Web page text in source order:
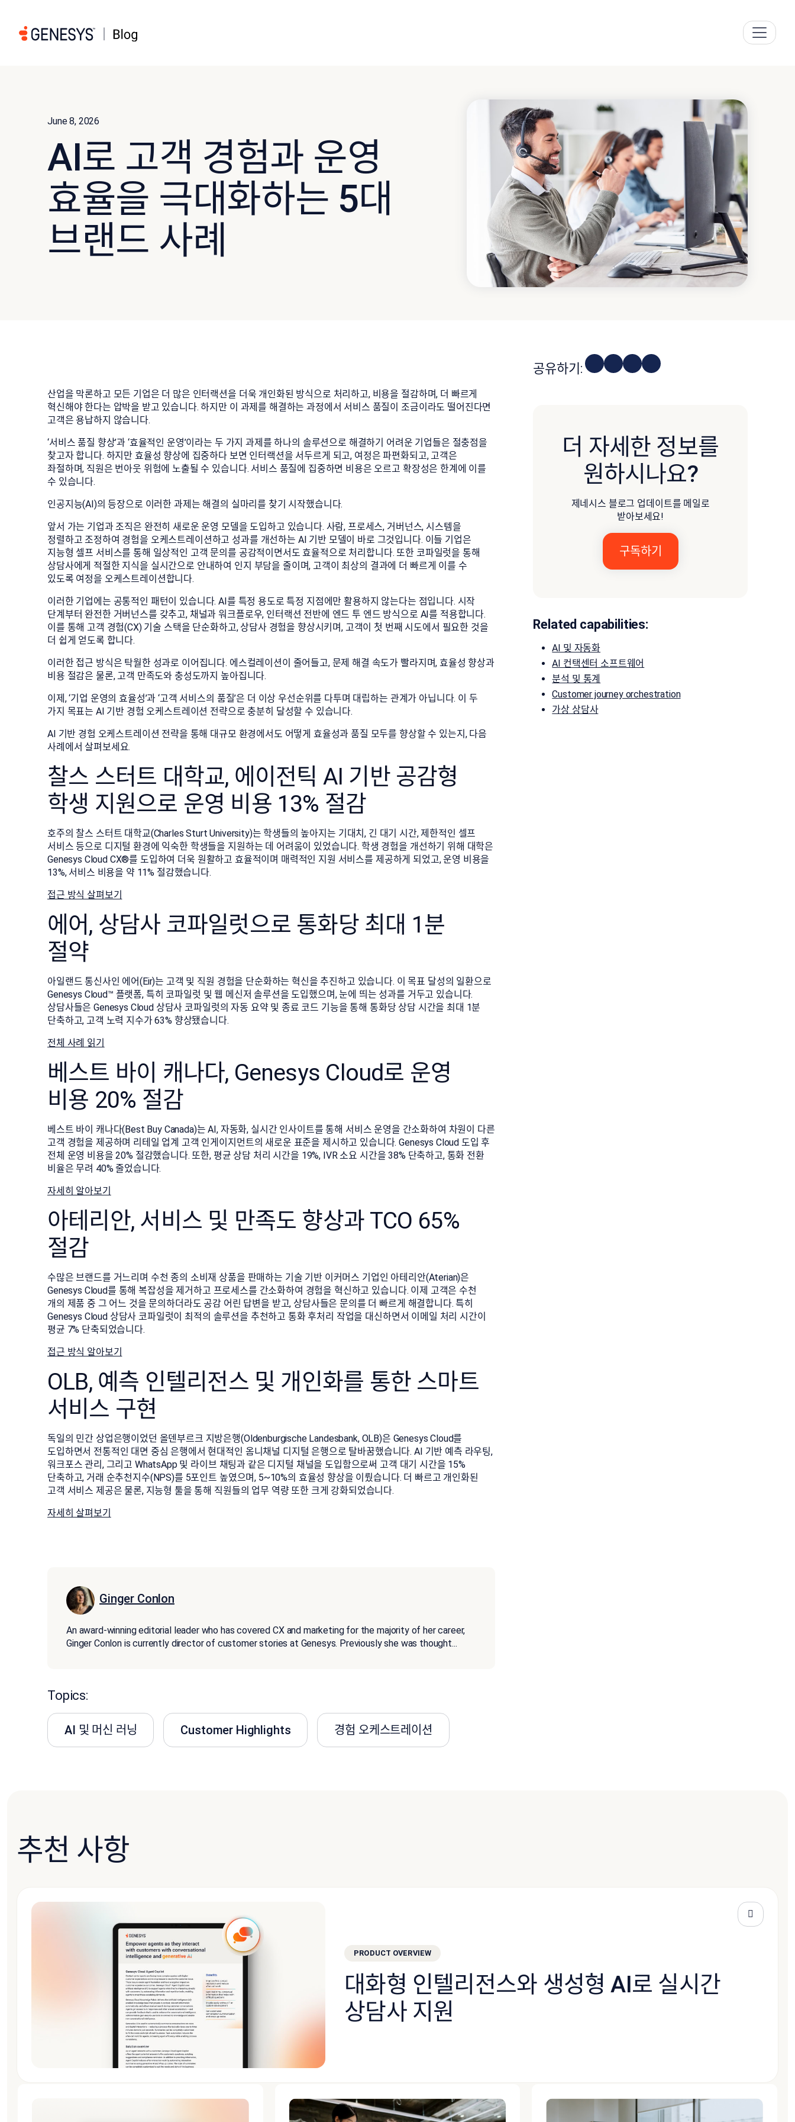
June 8, 2026
AI로 고객 경험과 운영
효율을 극대화하는 5대
브랜드 사례
산업을 막론하고 모든 기업은 더 많은 인터랙션을 더욱 개인화된 방식으로 처리하고, 비용을 절감하며, 더 빠르게
혁신해야 한다는 압박을 받고 있습니다. 하지만 이 과제를 해결하는 과정에서 서비스 품질이 조금이라도 떨어진다면
고객은 용납하지 않습니다.
‘서비스 품질 향상’과 ‘효율적인 운영’이라는 두 가지 과제를 하나의 솔루션으로 해결하기 어려운 기업들은 절충점을
찾고자 합니다. 하지만 효율성 향상에 집중하다 보면 인터랙션을 서두르게 되고, 여정은 파편화되고, 고객은
좌절하며, 직원은 번아웃 위험에 노출될 수 있습니다. 서비스 품질에 집중하면 비용은 오르고 확장성은 한계에 이를
수 있습니다.
인공지능(AI)의 등장으로 이러한 과제는 해결의 실마리를 찾기 시작했습니다.
앞서 가는 기업과 조직은 완전히 새로운 운영 모델을 도입하고 있습니다. 사람, 프로세스, 거버넌스, 시스템을
정렬하고 조정하여 경험을 오케스트레이션하고 성과를 개선하는 AI 기반 모델이 바로 그것입니다. 이들 기업은
지능형 셀프 서비스를 통해 일상적인 고객 문의를 공감적이면서도 효율적으로 처리합니다. 또한 코파일럿을 통해
상담사에게 적절한 지식을 실시간으로 안내하여 인지 부담을 줄이며, 고객이 최상의 결과에 더 빠르게 이를 수
있도록 여정을 오케스트레이션합니다.
이러한 기업에는 공통적인 패턴이 있습니다. AI를 특정 용도로 특정 지점에만 활용하지 않는다는 점입니다. 시작
단계부터 완전한 거버넌스를 갖추고, 채널과 워크플로우, 인터랙션 전반에 엔드 투 엔드 방식으로 AI를 적용합니다.
이를 통해 고객 경험(CX) 기술 스택을 단순화하고, 상담사 경험을 향상시키며, 고객이 첫 번째 시도에서 필요한 것을
더 쉽게 얻도록 합니다.
이러한 접근 방식은 탁월한 성과로 이어집니다. 에스컬레이션이 줄어들고, 문제 해결 속도가 빨라지며, 효율성 향상과
비용 절감은 물론, 고객 만족도와 충성도까지 높아집니다.
이제, ‘기업 운영의 효율성’과 ‘고객 서비스의 품질’은 더 이상 우선순위를 다투며 대립하는 관계가 아닙니다. 이 두
가지 목표는 AI 기반 경험 오케스트레이션 전략으로 충분히 달성할 수 있습니다.
AI 기반 경험 오케스트레이션 전략을 통해 대규모 환경에서도 어떻게 효율성과 품질 모두를 향상할 수 있는지, 다음
사례에서 살펴보세요.
찰스 스터트 대학교, 에이전틱 AI 기반 공감형
학생 지원으로 운영 비용 13% 절감
호주의 찰스 스터트 대학교(Charles Sturt University)는 학생들의 높아지는 기대치, 긴 대기 시간, 제한적인 셀프
서비스 등으로 디지털 환경에 익숙한 학생들을 지원하는 데 어려움이 있었습니다. 학생 경험을 개선하기 위해 대학은
Genesys Cloud CX®를 도입하여 더욱 원활하고 효율적이며 매력적인 지원 서비스를 제공하게 되었고, 운영 비용을
13%, 서비스 비용을 약 11% 절감했습니다.
접근 방식 살펴보기
에어, 상담사 코파일럿으로 통화당 최대 1분
절약
아일랜드 통신사인 에어(Eir)는 고객 및 직원 경험을 단순화하는 혁신을 추진하고 있습니다. 이 목표 달성의 일환으로
Genesys Cloud™ 플랫폼, 특히 코파일럿 및 웹 메신저 솔루션을 도입했으며, 눈에 띄는 성과를 거두고 있습니다.
상담사들은 Genesys Cloud 상담사 코파일럿의 자동 요약 및 종료 코드 기능을 통해 통화당 상담 시간을 최대 1분
단축하고, 고객 노력 지수가 63% 향상됐습니다.
전체 사례 읽기
베스트 바이 캐나다, Genesys Cloud로 운영
비용 20% 절감
베스트 바이 캐나다(Best Buy Canada)는 AI, 자동화, 실시간 인사이트를 통해 서비스 운영을 간소화하여 차원이 다른
고객 경험을 제공하며 리테일 업계 고객 인게이지먼트의 새로운 표준을 제시하고 있습니다. Genesys Cloud 도입 후
전체 운영 비용을 20% 절감했습니다. 또한, 평균 상담 처리 시간을 19%, IVR 소요 시간을 38% 단축하고, 통화 전환
비율은 무려 40% 줄었습니다.
자세히 알아보기
아테리안, 서비스 및 만족도 향상과 TCO 65%
절감
수많은 브랜드를 거느리며 수천 종의 소비재 상품을 판매하는 기술 기반 이커머스 기업인 아테리안(Aterian)은
Genesys Cloud를 통해 복잡성을 제거하고 프로세스를 간소화하여 경험을 혁신하고 있습니다. 이제 고객은 수천
개의 제품 중 그 어느 것을 문의하더라도 공감 어린 답변을 받고, 상담사들은 문의를 더 빠르게 해결합니다. 특히
Genesys Cloud 상담사 코파일럿이 최적의 솔루션을 추천하고 통화 후처리 작업을 대신하면서 이메일 처리 시간이
평균 7% 단축되었습니다.
접근 방식 알아보기
OLB, 예측 인텔리전스 및 개인화를 통한 스마트
서비스 구현
독일의 민간 상업은행이었던 올덴부르크 지방은행(Oldenburgische Landesbank, OLB)은 Genesys Cloud를
도입하면서 전통적인 대면 중심 은행에서 현대적인 옴니채널 디지털 은행으로 탈바꿈했습니다. AI 기반 예측 라우팅,
워크포스 관리, 그리고 WhatsApp 및 라이브 채팅과 같은 디지털 채널을 도입함으로써 고객 대기 시간을 15%
단축하고, 거래 순추천지수(NPS)를 5포인트 높였으며, 5~10%의 효율성 향상을 이뤘습니다. 더 빠르고 개인화된
고객 서비스 제공은 물론, 지능형 툴을 통해 직원들의 업무 역량 또한 크게 강화되었습니다.
자세히 살펴보기
Ginger Conlon
An award-winning editorial leader who has covered CX and marketing for the majority of her career,
Ginger Conlon is currently director of customer stories at Genesys. Previously she was thought...
Topics:
AI 및 머신 러닝 Customer Highlights 경험 오케스트레이션
공유하기:
더 자세한 정보를
원하시나요?
제네시스 블로그 업데이트를 메일로
받아보세요!
Related capabilities:
AI 및 자동화
AI 컨택센터 소프트웨어
분석 및 통계
Customer journey orchestration
가상 상담사
추천 사항
PRODUCT OVERVIEW
대화형 인텔리전스와 생성형 AI로 실시간
상담사 지원